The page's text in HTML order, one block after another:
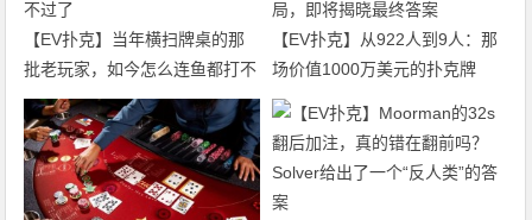
【EV扑克】当年横扫牌桌的那
批老玩家，如今怎么连鱼都打不
过了
【EV扑克】从922人到9人：那
场价值1000万美元的扑克牌
局，即将揭晓最终答案